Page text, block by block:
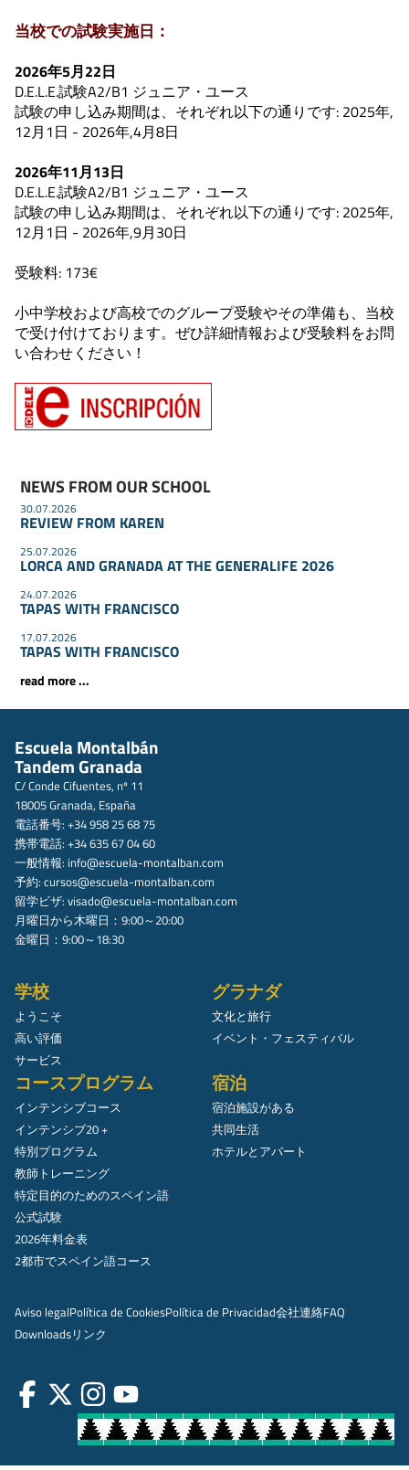
当校での試験実施日：
2026年5月22日
D.E.L.E.試験A2/B1 ジュニア・ユース
試験の申し込み期間は、それぞれ以下の通りです: 2025年,
12月1日 - 2026年,4月8日
2026年11月13日
D.E.L.E.試験A2/B1 ジュニア・ユース
試験の申し込み期間は、それぞれ以下の通りです: 2025年,
12月1日 - 2026年,9月30日
受験料: 173€
小中学校および高校でのグループ受験やその準備も、当校
で受け付けております。ぜひ詳細情報および受験料をお問
い合わせください！
NEWS FROM OUR SCHOOL
30.07.2026
REVIEW FROM KAREN
25.07.2026
LORCA AND GRANADA AT THE GENERALIFE 2026
24.07.2026
TAPAS WITH FRANCISCO
17.07.2026
TAPAS WITH FRANCISCO
read more ...
Escuela Montalbán
Tandem Granada
C/ Conde Cifuentes, nº 11
18005 Granada, España
電話番号: +34 958 25 68 75
携帯電話: +34 635 67 04 60
一般情報: info@escuela-montalban.com
予約: cursos@escuela-montalban.com
留学ビザ: visado@escuela-montalban.com
月曜日から木曜日：9:00～20:00
金曜日：9:00～18:30
学校
ようこそ
高い評価
サービス
グラナダ
文化と旅行
イベント・フェスティバル
コースプログラム
インテンシブコース
インテンシブ20 +
特別プログラム
教師トレーニング
特定目的のためのスペイン語
公式試験
2026年料金表
2都市でスペイン語コース
宿泊
宿泊施設がある
共同生活
ホテルとアパート
Aviso legalPolítica de CookiesPolítica de Privacidad会社連絡FAQ
Downloadsリンク